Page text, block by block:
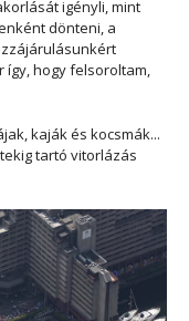
igényli, mint
dönteni, a
így, hogy felsoroltam,
kaják és kocsmák...
tartó vitorlázás